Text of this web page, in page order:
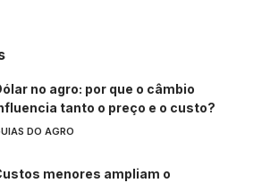
no agro: por que o câmbio
tanto o preço e o custo?
DO AGRO
menores ampliam o